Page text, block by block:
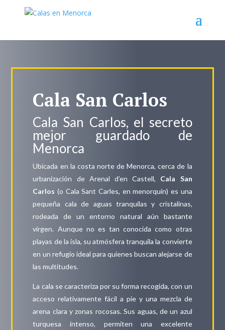
Cala San Carlos
Cala San Carlos, el secreto
mejor guardado de
Menorca
Ubicada en la costa norte de Menorca, cerca de la
urbanización de Arenal d’en Castell, Cala San
Carlos (o Cala Sant Carles, en menorquín) es una
pequeña cala de aguas tranquilas y cristalinas,
rodeada de un entorno natural aún bastante
virgen. Aunque no es tan conocida como otras
playas de la isla, su atmósfera tranquila la convierte
en un refugio ideal para quienes buscan alejarse de
las multitudes.
La cala se caracteriza por su forma recogida, con un
acceso relativamente fácil a pie y una mezcla de
arena clara y zonas rocosas. Sus aguas, de un azul
turquesa intenso, permiten una excelente